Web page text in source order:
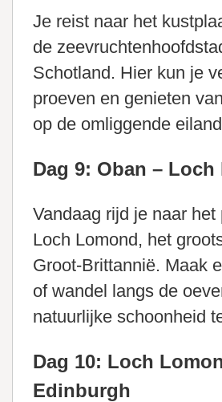
Je reist naar het
de
Schotland. Hier kun je
proeven en genieten
op de omliggende
Dag 9: Oban – Loch
Vandaag rijd je naar het
Loch Lomond, het
Groot-Brittannië. Maak
of wandel langs de
natuurlijke schoonheid
Dag 10: Loch
Edinburgh